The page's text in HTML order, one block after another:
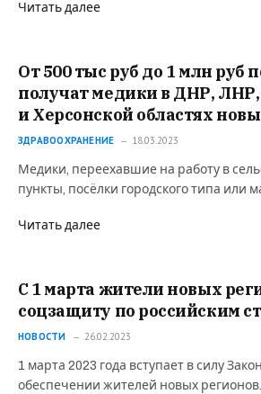
Читать далее
От 500 тыс руб до 1 млн руб
получат медики в ДНР,
и Херсонской областях
ЗДРАВООХРАНЕНИЕ 18.03.2023
Медики, переехавшие на работу в
пункты, посёлки городского типа или
Читать далее
С 1 марта жители новых
соцзащиту по российским
НОВОСТИ 26.02.2023
1 марта 2023 года вступает в силу
обеспечении жителей новых